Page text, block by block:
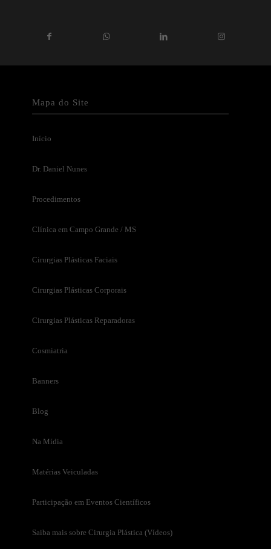
Mapa do Site
Início
Dr. Daniel Nunes
Procedimentos
Clínica em Campo Grande / MS
Cirurgias Plásticas Faciais
Cirurgias Plásticas Corporais
Cirurgias Plásticas Reparadoras
Cosmiatria
Banners
Blog
Na Mídia
Matérias Veiculadas
Participação em Eventos Científicos
Saiba mais sobre Cirurgia Plástica (Vídeos)